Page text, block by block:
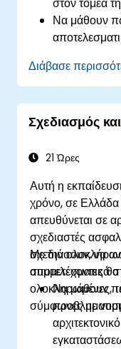
Να μάθουν
Να
σχετίζονται
να
Διάβασε
Σχεδιασμός
21 Ώρες
Αυτή η
χρόνο, σε Ελλάδα
απευθύνεται σε
σχεδιαστές
σχεδιάσουν, να
αποτελεσματικά
ολοκληρωμένες,
σύμφωνες με
Με την
συμμετέχοντες
Να μάθουν